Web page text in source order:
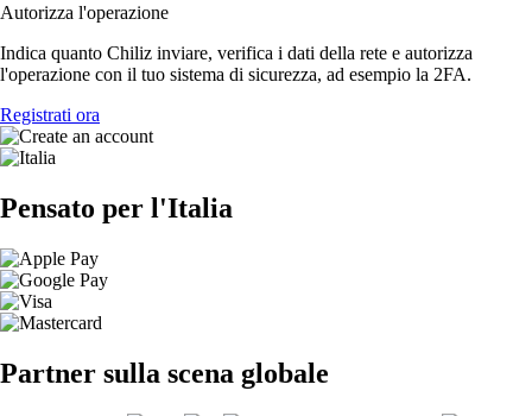
Autorizza l'operazione
Indica quanto Chiliz inviare, verifica i dati della rete e autorizza
l'operazione con il tuo sistema di sicurezza, ad esempio la 2FA.
Registrati ora
Pensato per l'Italia
Partner sulla scena globale